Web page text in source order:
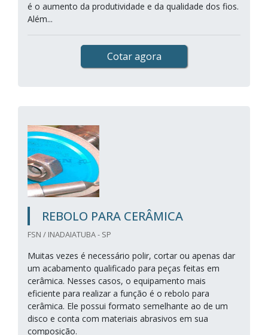
é o aumento da produtividade e da qualidade dos fios.
Além...
Cotar agora
REBOLO PARA CERÂMICA
FSN / INADAIATUBA - SP
Muitas vezes é necessário polir, cortar ou apenas dar
um acabamento qualificado para peças feitas em
cerâmica. Nesses casos, o equipamento mais
eficiente para realizar a função é o rebolo para
cerâmica. Ele possui formato semelhante ao de um
disco e conta com materiais abrasivos em sua
composição.